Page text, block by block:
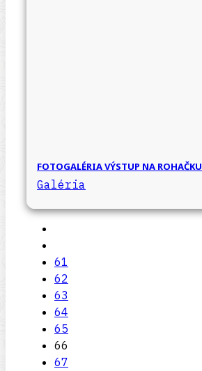
FOTOGALÉRIA VÝSTUP NA ROHAČKU
Galéria
61
62
63
64
65
66
67